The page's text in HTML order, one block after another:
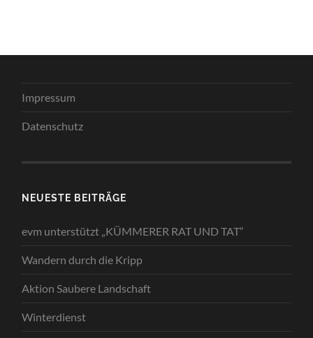
Impressum
Datenschutz
NEUESTE BEITRÄGE
evm unterstützt „KÜMMERER RAT UND TAT“
Wandern durch die Kripp
Aktion Saubere Landschaft
Winterdienst